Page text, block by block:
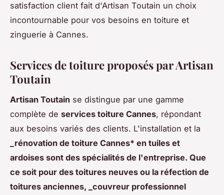
satisfaction client fait d'Artisan Toutain un choix
incontournable pour vos besoins en toiture et
zinguerie à Cannes.
Services de toiture proposés par Artisan
Toutain
Artisan Toutain se distingue par une gamme
complète de services toiture Cannes, répondant
aux besoins variés des clients. L'installation et la
_rénovation de toiture Cannes* en tuiles et
ardoises sont des spécialités de l'entreprise. Que
ce soit pour des toitures neuves ou la réfection de
toitures anciennes, _couvreur professionnel